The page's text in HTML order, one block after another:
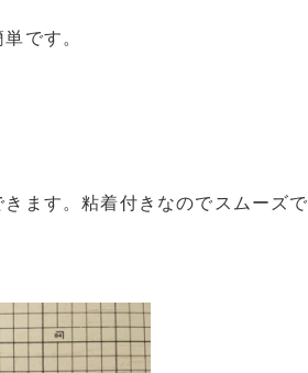
です。
ます。粘着付きなのでスムーズで